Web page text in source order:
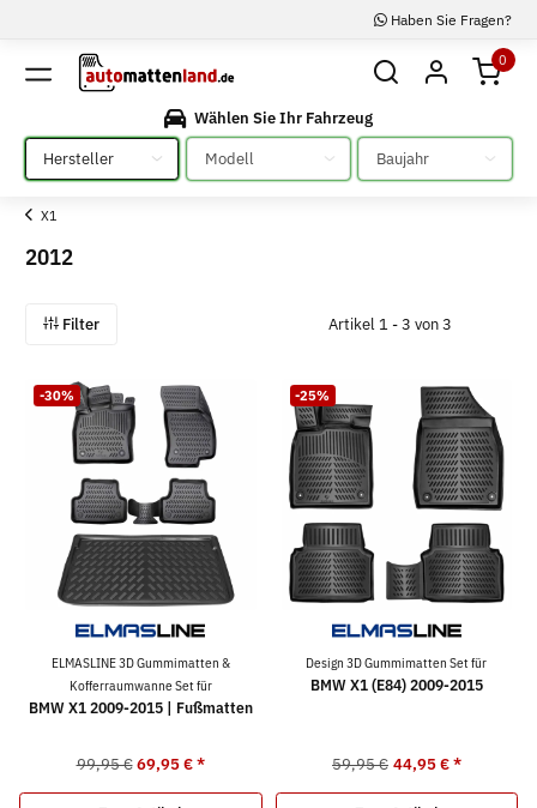
Haben Sie Fragen?
0
Wählen Sie Ihr Fahrzeug
Bitte auswählen
Bitte auswählen Bitte auswählen
X1
2012
Filter Artikel 1 - 3 von 3
-30%
ELMASLINE 3D Gummimatten &
Kofferraumwanne Set für
BMW X1 2009-2015 | Fußmatten
99,95 € 69,95 €*
-25%
Design 3D Gummimatten Set für
BMW X1 (E84) 2009-2015
59,95 € 44,95 €*